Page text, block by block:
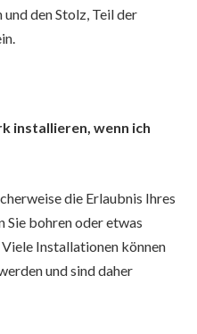
den Stolz, Teil der
installieren, wenn ich
die Erlaubnis Ihres
Sie bohren oder etwas
Installationen können
und sind daher